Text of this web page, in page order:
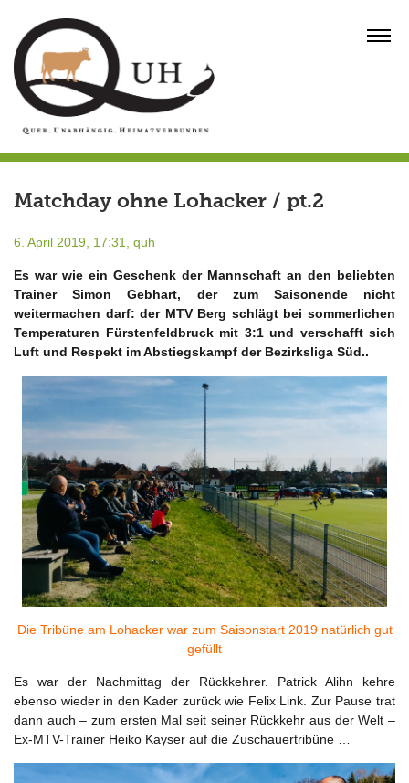
content
Matchday ohne Lohacker / pt.2
6. April 2019, 17:31, quh
Es war wie ein Geschenk der Mannschaft an den beliebten
Trainer Simon Gebhart, der zum Saisonende nicht
weitermachen darf: der MTV Berg schlägt bei sommerlichen
Temperaturen Fürstenfeldbruck mit 3:1 und verschafft sich
Luft und Respekt im Abstiegskampf der Bezirksliga Süd..
Die Tribüne am Lohacker war zum Saisonstart 2019 natürlich gut
gefüllt
Es war der Nachmittag der Rückkehrer. Patrick Alihn kehre
ebenso wieder in den Kader zurück wie Felix Link. Zur Pause trat
dann auch – zum ersten Mal seit seiner Rückkehr aus der Welt –
Ex-MTV-Trainer Heiko Kayser auf die Zuschauertribüne …